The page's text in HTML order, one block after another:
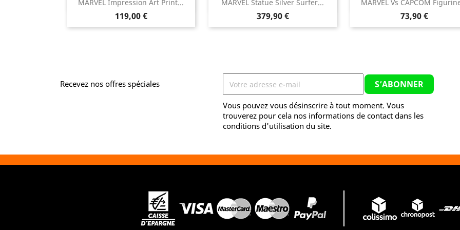
MARVEL Impression Art Print...
Prix
119,00 €
Aperçu rapide MARVEL Statue Silver Surfer...
Prix
379,90 €
Aperçu rapide MARVEL Vs CAPCOM
Prix
73,90 €
Aperçu rapide
Recevez nos offres spéciales
Vous pouvez vous désinscrire à tout moment. Vous
trouverez pour cela nos informations de contact dans les
conditions d'utilisation du site.